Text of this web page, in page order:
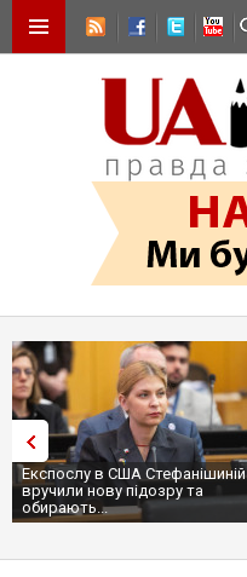
Експослу в США Стефанішиній
вручили нову підозру та
обирають...